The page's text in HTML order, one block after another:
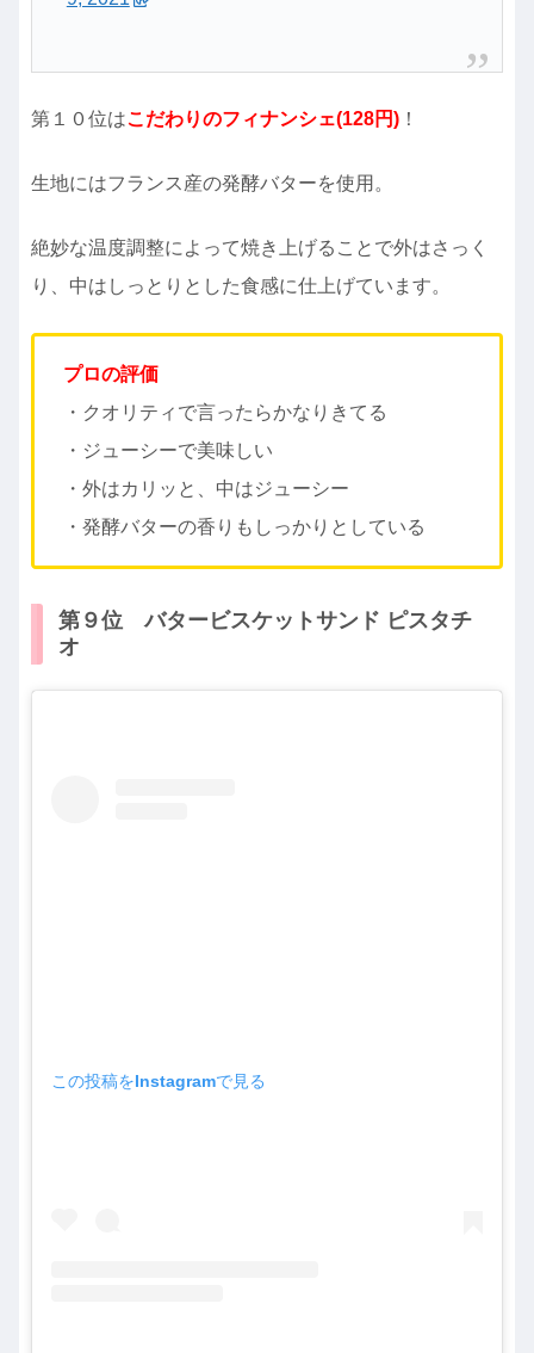
第１０位はこだわりのフィナンシェ(128円) ！
生地にはフランス産の発酵バターを使用。
絶妙な温度調整によって焼き上げることで外はさっく
り、中はしっとりとした食感に仕上げています。
プロの評価
・クオリティで言ったらかなりきてる
・ジューシーで美味しい
・外はカリッと、中はジューシー
・発酵バターの香りもしっかりとしている
第９位 バタービスケットサンド ピスタチ
オ
この投稿をInstagramで見る